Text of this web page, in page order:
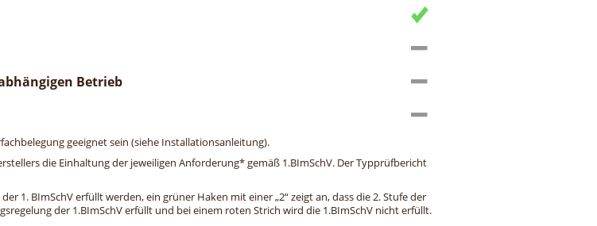
Betrieb
geeignet sein (siehe Installationsanleitung).
die Einhaltung der jeweiligen Anforderung* gemäß 1.BImSchV. Der Typprüfbericht
1. BImSchV erfüllt werden, ein grüner Haken mit einer „2“ zeigt an, dass die 2. Stufe der
der 1.BImSchV erfüllt und bei einem roten Strich wird die 1.BImSchV nicht erfüllt.